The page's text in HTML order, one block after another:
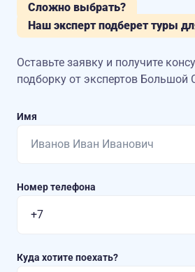
Сложно выбрать?
Наш эксперт подберет туры
Оставьте заявку и получите
подборку от экспертов Большой
Имя
Номер телефона
Куда хотите поехать?